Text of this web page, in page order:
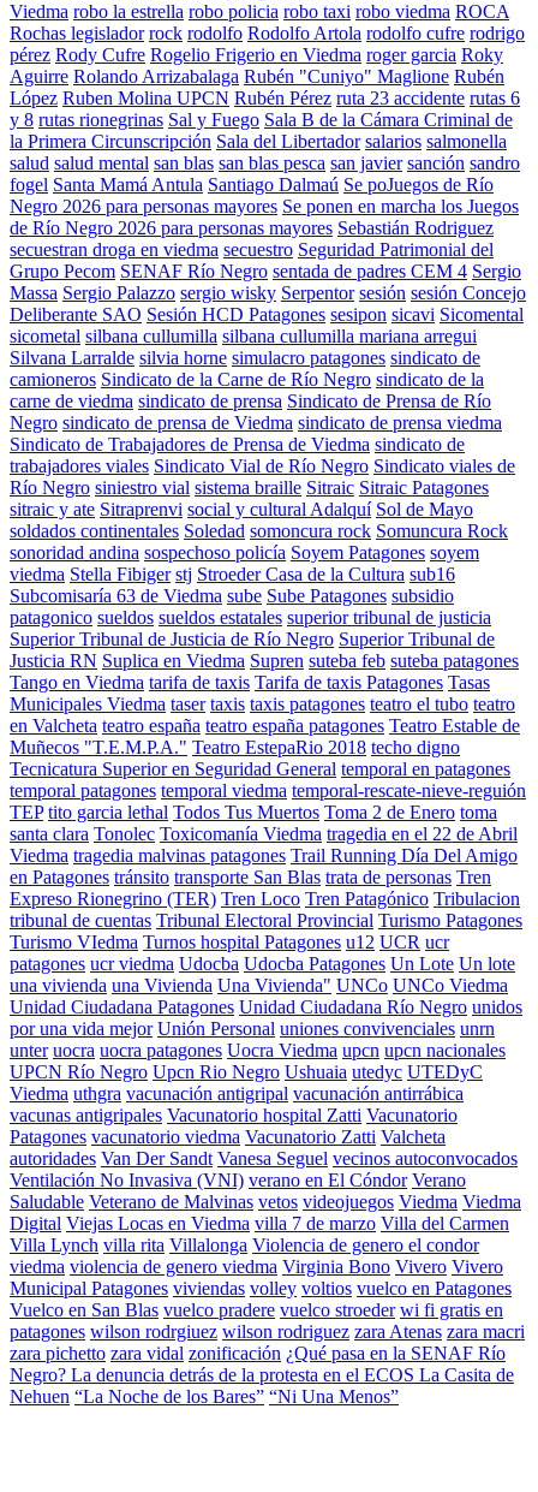
Viedma robo la estrella robo policia robo taxi robo viedma ROCA
Rochas legislador rock rodolfo Rodolfo Artola rodolfo cufre rodrigo
pérez Rody Cufre Rogelio Frigerio en Viedma roger garcia Roky
Aguirre Rolando Arrizabalaga Rubén "Cuniyo" Maglione Rubén
López Ruben Molina UPCN Rubén Pérez ruta 23 accidente rutas 6
y 8 rutas rionegrinas Sal y Fuego Sala B de la Cámara Criminal de
la Primera Circunscripción Sala del Libertador salarios salmonella
salud salud mental san blas san blas pesca san javier sanción sandro
fogel Santa Mamá Antula Santiago Dalmaú Se poJuegos de Río
Negro 2026 para personas mayores Se ponen en marcha los Juegos
de Río Negro 2026 para personas mayores Sebastián Rodriguez
secuestran droga en viedma secuestro Seguridad Patrimonial del
Grupo Pecom SENAF Río Negro sentada de padres CEM 4 Sergio
Massa Sergio Palazzo sergio wisky Serpentor sesión sesión Concejo
Deliberante SAO Sesión HCD Patagones sesipon sicavi Sicomental
sicometal silbana cullumilla silbana cullumilla mariana arregui
Silvana Larralde silvia horne simulacro patagones sindicato de
camioneros Sindicato de la Carne de Río Negro sindicato de la
carne de viedma sindicato de prensa Sindicato de Prensa de Río
Negro sindicato de prensa de Viedma sindicato de prensa viedma
Sindicato de Trabajadores de Prensa de Viedma sindicato de
trabajadores viales Sindicato Vial de Río Negro Sindicato viales de
Río Negro siniestro vial sistema braille Sitraic Sitraic Patagones
sitraic y ate Sitraprenvi social y cultural Adalquí Sol de Mayo
soldados continentales Soledad somoncura rock Somuncura Rock
sonoridad andina sospechoso policía Soyem Patagones soyem
viedma Stella Fibiger stj Stroeder Casa de la Cultura sub16
Subcomisaría 63 de Viedma sube Sube Patagones subsidio
patagonico sueldos sueldos estatales superior tribunal de justicia
Superior Tribunal de Justicia de Río Negro Superior Tribunal de
Justicia RN Suplica en Viedma Supren suteba feb suteba patagones
Tango en Viedma tarifa de taxis Tarifa de taxis Patagones Tasas
Municipales Viedma taser taxis taxis patagones teatro el tubo teatro
en Valcheta teatro españa teatro españa patagones Teatro Estable de
Muñecos "T.E.M.P.A." Teatro EstepaRio 2018 techo digno
Tecnicatura Superior en Seguridad General temporal en patagones
temporal patagones temporal viedma temporal-rescate-nieve-reguión
TEP tito garcia lethal Todos Tus Muertos Toma 2 de Enero toma
santa clara Tonolec Toxicomanía Viedma tragedia en el 22 de Abril
Viedma tragedia malvinas patagones Trail Running Día Del Amigo
en Patagones tránsito transporte San Blas trata de personas Tren
Expreso Rionegrino (TER) Tren Loco Tren Patagónico Tribulacion
tribunal de cuentas Tribunal Electoral Provincial Turismo Patagones
Turismo VIedma Turnos hospital Patagones u12 UCR ucr
patagones ucr viedma Udocba Udocba Patagones Un Lote Un lote
una vivienda una Vivienda Una Vivienda" UNCo UNCo Viedma
Unidad Ciudadana Patagones Unidad Ciudadana Río Negro unidos
por una vida mejor Unión Personal uniones convivenciales unrn
unter uocra uocra patagones Uocra Viedma upcn upcn nacionales
UPCN Río Negro Upcn Rio Negro Ushuaia utedyc UTEDyC
Viedma uthgra vacunación antigripal vacunación antirrábica
vacunas antigripales Vacunatorio hospital Zatti Vacunatorio
Patagones vacunatorio viedma Vacunatorio Zatti Valcheta
autoridades Van Der Sandt Vanesa Seguel vecinos autoconvocados
Ventilación No Invasiva (VNI) verano en El Cóndor Verano
Saludable Veterano de Malvinas vetos videojuegos Viedma Viedma
Digital Viejas Locas en Viedma villa 7 de marzo Villa del Carmen
Villa Lynch villa rita Villalonga Violencia de genero el condor
viedma violencia de genero viedma Virginia Bono Vivero Vivero
Municipal Patagones viviendas volley voltios vuelco en Patagones
Vuelco en San Blas vuelco pradere vuelco stroeder wi fi gratis en
patagones wilson rodrgiuez wilson rodriguez zara Atenas zara macri
zara pichetto zara vidal zonificación ¿Qué pasa en la SENAF Río
Negro? La denuncia detrás de la protesta en el ECOS La Casita de
Nehuen “La Noche de los Bares” “Ni Una Menos”